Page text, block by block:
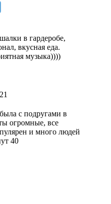
в гардеробе,
вкусная еда.
музыка))))
с подругами в
огромные, все
и много людей
40